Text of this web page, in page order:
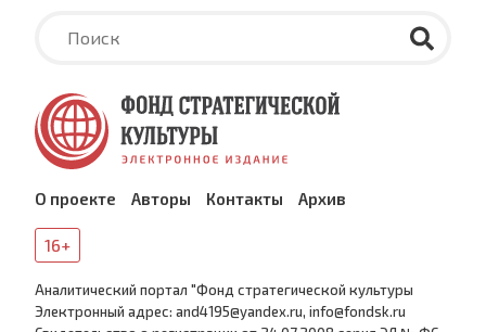
О проекте Авторы Контакты Архив
16+
Аналитический портал "Фонд стратегической культуры
Электронный адрес: and4195@yandex.ru, info@fondsk.ru